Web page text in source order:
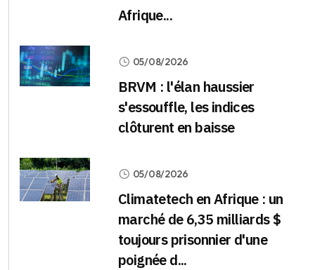
Afrique...
05/08/2026
BRVM : l'élan haussier
s'essouffle, les indices
clôturent en baisse
05/08/2026
Climatetech en Afrique : un
marché de 6,35 milliards $
toujours prisonnier d'une
poignée d...